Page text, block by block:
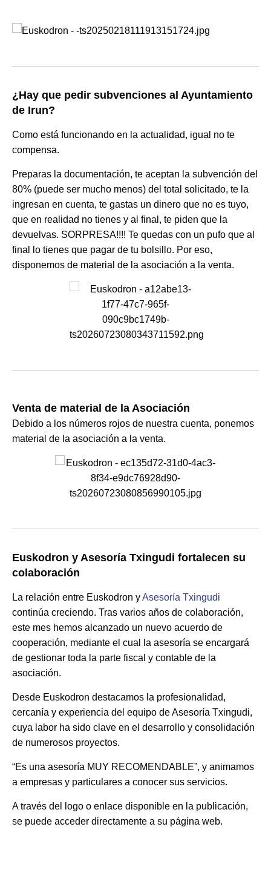
¿Hay que pedir subvenciones al Ayuntamiento
de Irun?
Como está funcionando en la actualidad, igual no te
compensa.
Preparas la documentación, te aceptan la subvención del
80% (puede ser mucho menos) del total solicitado, te la
ingresan en cuenta, te gastas un dinero que no es tuyo,
que en realidad no tienes y al final, te piden que la
devuelvas. SORPRESA!!!! Te quedas con un pufo que al
final lo tienes que pagar de tu bolsillo. Por eso,
disponemos de material de la asociación a la venta.
Venta de material de la Asociación
Debido a los números rojos de nuestra cuenta, ponemos
material de la asociación a la venta.
Euskodron y Asesoría Txingudi fortalecen su
colaboración
La relación entre Euskodron yAsesoría Txingudi
continúa creciendo. Tras varios años de colaboración,
este mes hemos alcanzado un nuevo acuerdo de
cooperación, mediante el cual la asesoría se encargará
de gestionar toda la parte fiscal y contable de la
asociación.
Desde Euskodron destacamos la profesionalidad,
cercanía y experiencia del equipo de Asesoría Txingudi,
cuya labor ha sido clave en el desarrollo y consolidación
de numerosos proyectos.
“Es una asesoría MUY RECOMENDABLE”, y animamos
a empresas y particulares a conocer sus servicios.
A través del logo o enlace disponible en la publicación,
se puede acceder directamente a su página web.